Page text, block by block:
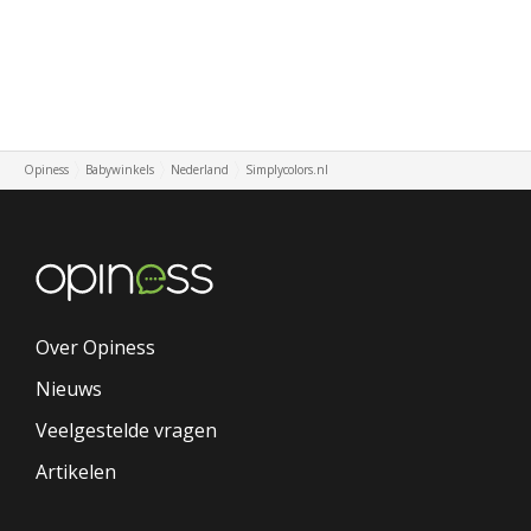
Opiness Babywinkels Nederland Simplycolors.nl
Over Opiness
Nieuws
Veelgestelde vragen
Artikelen